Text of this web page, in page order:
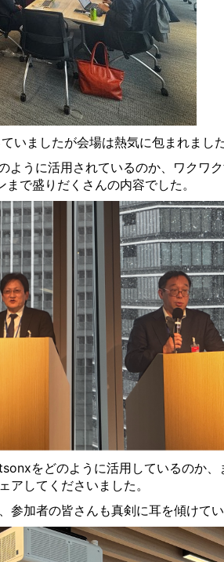
いましたが会場は熱気に包まれました
ように活用されているのか、ワクワ
で盛りだくさんの内容でした。
をどのように活用しているのか
してくださいました。
加者の皆さんも真剣に耳を傾けてい